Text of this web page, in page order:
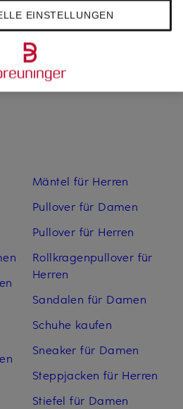
Mäntel für Herren
Pullover für Damen
Pullover für Herren
Rollkragenpullover für
Herren
Sandalen für Damen
Schuhe kaufen
Sneaker für Damen
Steppjacken für Herren
Stiefel für Damen
EINSTELLUNGEN